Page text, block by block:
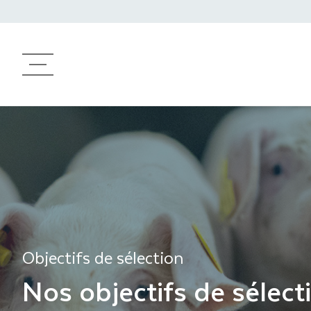
Objectifs de
Objectifs de sélection
Nos objectifs de